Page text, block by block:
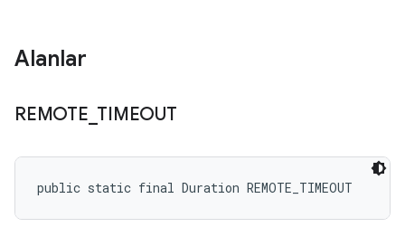
Alanlar
REMOTE TIMEOUT
public static final Duration REMOTE_TIMEOUT